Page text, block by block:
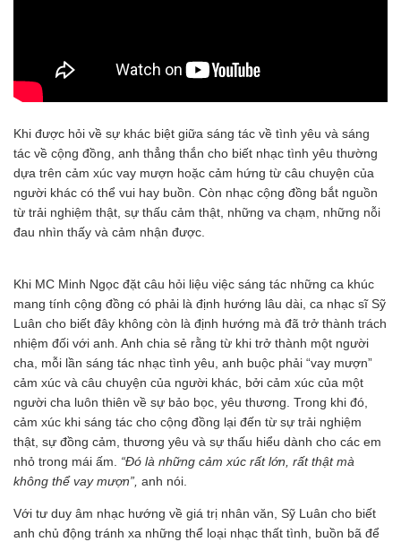
Khi được hỏi về sự khác biệt giữa sáng tác về tình yêu và sáng
tác về cộng đồng, anh thẳng thắn cho biết nhạc tình yêu thường
dựa trên cảm xúc vay mượn hoặc cảm hứng từ câu chuyện của
người khác có thể vui hay buồn. Còn nhạc cộng đồng bắt nguồn
từ trải nghiệm thật, sự thấu cảm thật, những va chạm, những nỗi
đau nhìn thấy và cảm nhận được.
Khi MC Minh Ngọc đặt câu hỏi liệu việc sáng tác những ca khúc
mang tính cộng đồng có phải là định hướng lâu dài, ca nhạc sĩ Sỹ
Luân cho biết đây không còn là định hướng mà đã trở thành trách
nhiệm đối với anh. Anh chia sẻ rằng từ khi trở thành một người
cha, mỗi lần sáng tác nhạc tình yêu, anh buộc phải “vay mượn”
cảm xúc và câu chuyện của người khác, bởi cảm xúc của một
người cha luôn thiên về sự bảo bọc, yêu thương. Trong khi đó,
cảm xúc khi sáng tác cho cộng đồng lại đến từ sự trải nghiệm
thật, sự đồng cảm, thương yêu và sự thấu hiểu dành cho các em
nhỏ trong mái ấm. “Đó là những cảm xúc rất lớn, rất thật mà
không thể vay mượn”, anh nói.
Với tư duy âm nhạc hướng về giá trị nhân văn, Sỹ Luân cho biết
anh chủ động tránh xa những thể loại nhạc thất tình, buồn bã để